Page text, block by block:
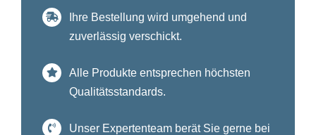
Ihre Bestellung wird umgehend und
zuverlässig verschickt.
Alle Produkte entsprechen höchsten
Qualitätsstandards.
Unser Expertenteam berät Sie gerne bei